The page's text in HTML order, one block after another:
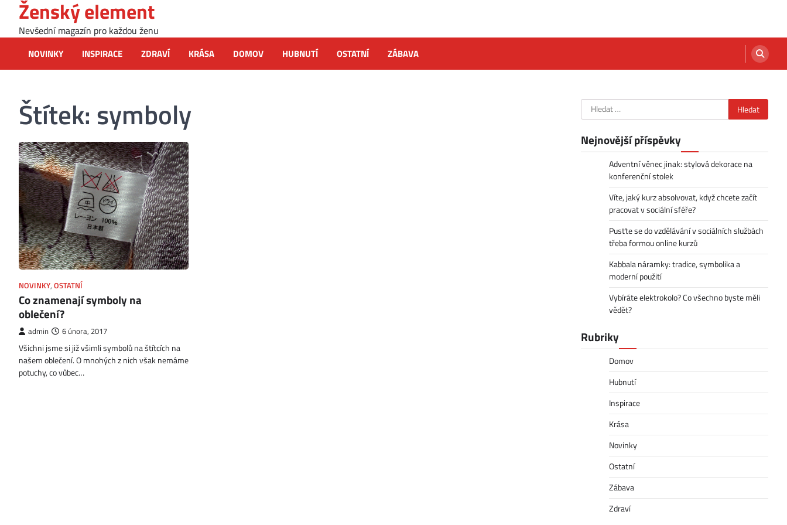
content
Ženský element
Nevšední magazín pro každou ženu
NOVINKY INSPIRACE ZDRAVÍ KRÁSA DOMOV HUBNUTÍ OSTATNÍ ZÁBAVA
Štítek: symboly
NOVINKY, OSTATNÍ
Co znamenají symboly na
oblečení?
admin 6 února, 2017
Všichni jsme si již všimli symbolů na štítcích na
našem oblečení. O mnohých z nich však nemáme
potuchy, co vůbec…
Vyhledávání
Nejnovější příspěvky
Adventní věnec jinak: stylová dekorace na
konferenční stolek
Víte, jaký kurz absolvovat, když chcete začít
pracovat v sociální sféře?
Pusťte se do vzdělávání v sociálních službách
třeba formou online kurzů
Kabbala náramky: tradice, symbolika a
moderní použití
Vybíráte elektrokolo? Co všechno byste měli
vědět?
Rubriky
Domov
Hubnutí
Inspirace
Krása
Novinky
Ostatní
Zábava
Zdraví